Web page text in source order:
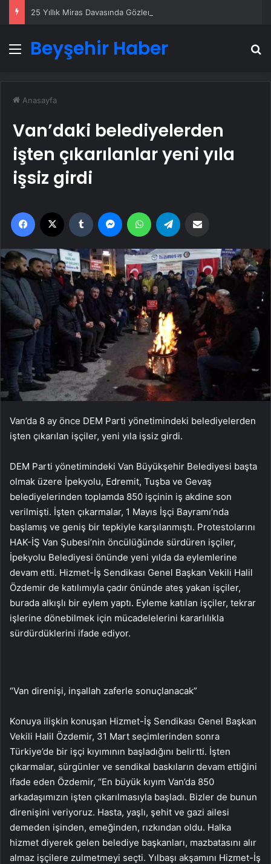
Menü
Beyşehir Haber
Anasayfa
Van’daki belediyelerden
işten çıkarılanlar yeni yıla
işsiz girdi
Facebook Tumblr MessengerWhatsApp
Van’da 8 ay önce DEM Parti yönetimindeki belediyelerden
işten çıkarılan işçiler, yeni yıla işsiz girdi.
DEM Parti yönetimindeki Van Büyükşehir Belediyesi başta
olmak üzere İpekyolu, Edremit, Tuşba ve Gevaş
belediyelerinden toplamda 850 işçinin iş akdine son
verilmişti. İşten çıkarmalar, 1 Mayıs İşçi Bayramı’nda
başlamış ve geniş bir tepkiyle karşılanmıştı. Protestolarını
HAK-İŞ Van Şubesi’nin öncülüğünde sürdüren işçiler,
İpekyolu Belediyesi önünde yeni yılda da eylemlerine
devam etti. Hizmet-İş Sendikası Genel Başkan Vekili Halil
Özdemir de katılımıyla çadır önünde ateş yakan işçiler,
burada alkışlı bir eylem yaptı. Eyleme katılan işçiler, tekrar
işlerine dönebilmek için mücadelelerini kararlılıkla
sürdürdüklerini ifade ediyor.
“Van direnişi, inşallah zaferle sonuçlanacak”
Konuya ilişkin konuşan Hizmet-İş Sendikası Genel Başkan
Vekili Halil Özdemir, 31 Mart seçimlerinden sonra
Türkiye’de bir işçi kıyımının başladığını belirtti. İşten
çıkarmalar, sürgünler ve sendikal baskıların devam ettiğini
ifade eden Özdemir, “En büyük kıyım Van’da 850
arkadaşımızın işten çıkarılmasıyla başladı. Bizler de bunun
direnişini veriyoruz. Hasta, yaşlı, şehit ve gazi ailesi
demeden işinden, emeğinden, rızkından oldu. Halka
hizmet diyerek gelen belediye başkanları, mazbatasını alır
almaz işçilere zulmetmeyi seçti. Yılbaşı akşamını Hizmet-İş